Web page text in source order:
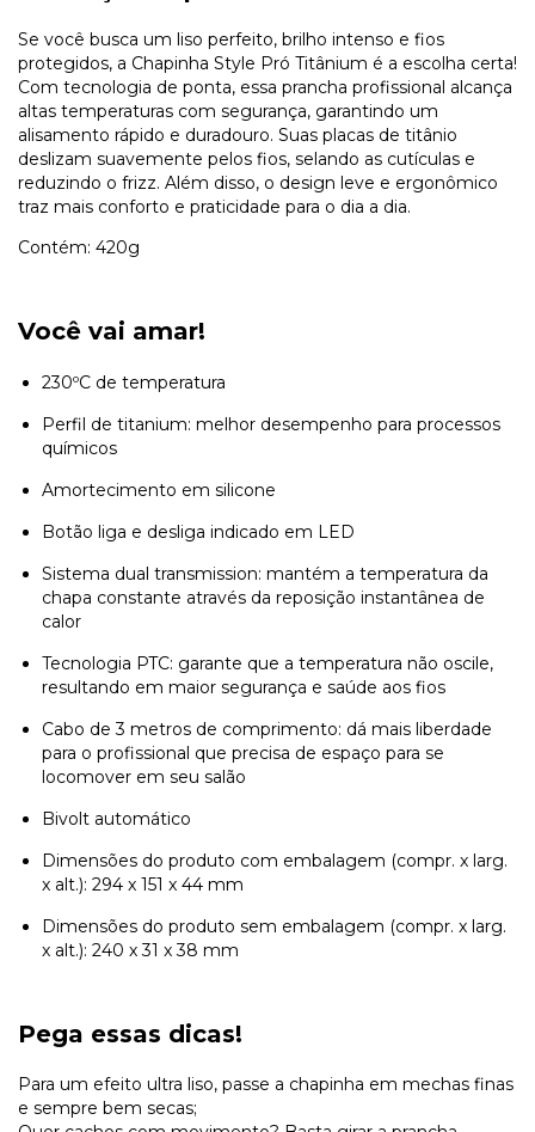
Se você busca um liso perfeito, brilho intenso e fios
protegidos, a Chapinha Style Pró Titânium é a escolha certa!
Com tecnologia de ponta, essa prancha profissional alcança
altas temperaturas com segurança, garantindo um
alisamento rápido e duradouro. Suas placas de titânio
deslizam suavemente pelos fios, selando as cutículas e
reduzindo o frizz. Além disso, o design leve e ergonômico
traz mais conforto e praticidade para o dia a dia.
Contém: 420g
Você vai amar!
230ºC de temperatura
Perfil de titanium: melhor desempenho para processos
químicos
Amortecimento em silicone
Botão liga e desliga indicado em LED
Sistema dual transmission: mantém a temperatura da
chapa constante através da reposição instantânea de
calor
Tecnologia PTC: garante que a temperatura não oscile,
resultando em maior segurança e saúde aos fios
Cabo de 3 metros de comprimento: dá mais liberdade
para o profissional que precisa de espaço para se
locomover em seu salão
Bivolt automático
Dimensões do produto com embalagem (compr. x larg.
x alt.): 294 x 151 x 44 mm
Dimensões do produto sem embalagem (compr. x larg.
x alt.): 240 x 31 x 38 mm
Pega essas dicas!
Para um efeito ultra liso, passe a chapinha em mechas finas
e sempre bem secas;